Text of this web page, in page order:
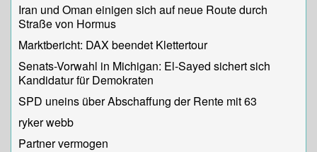
Iran und Oman einigen sich auf neue Route durch
Straße von Hormus
Marktbericht: DAX beendet Klettertour
Senats-Vorwahl in Michigan: El-Sayed sichert sich
Kandidatur für Demokraten
SPD uneins über Abschaffung der Rente mit 63
ryker webb
Partner vermogen